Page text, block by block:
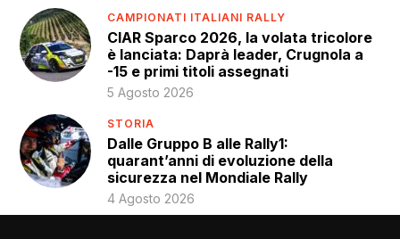
CAMPIONATI ITALIANI RALLY
CIAR Sparco 2026, la volata tricolore
è lanciata: Daprà leader, Crugnola a
-15 e primi titoli assegnati
5 Agosto 2026
STORIA
Dalle Gruppo B alle Rally1:
quarant’anni di evoluzione della
sicurezza nel Mondiale Rally
4 Agosto 2026